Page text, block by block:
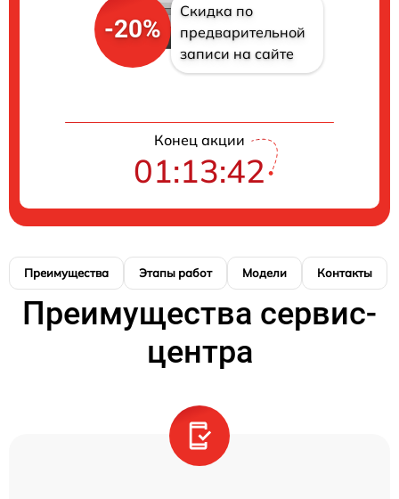
-20%
Скидка по
предварительной
записи на сайте
Конец акции
01:13:41
Преимущества Этапы работ Модели Контакты
Преимущества сервис-
центра